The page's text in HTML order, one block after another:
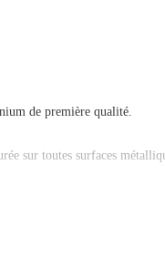
de première qualité.
sur toutes surfaces
carrosseries zinguées.